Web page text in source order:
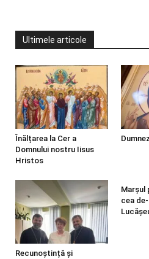
Ultimele articole
Înălțarea la Cer a
Domnului nostru Iisus
Hristos
Recunoștință și
Marșul
cea